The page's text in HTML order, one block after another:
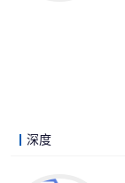
深度